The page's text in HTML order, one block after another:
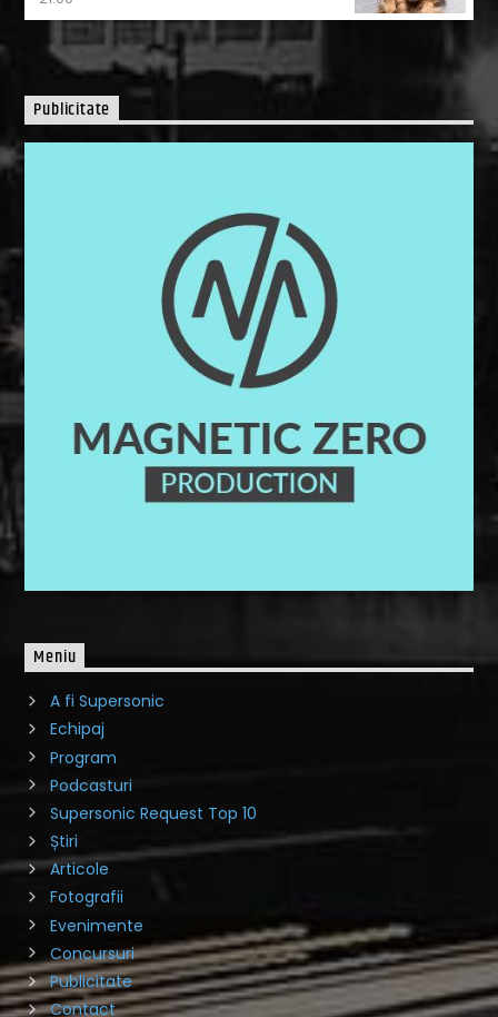
Publicitate
Meniu
A fi Supersonic
Echipaj
Program
Podcasturi
Supersonic Request Top 10
Știri
Articole
Fotografii
Evenimente
Concursuri
Publicitate
Contact